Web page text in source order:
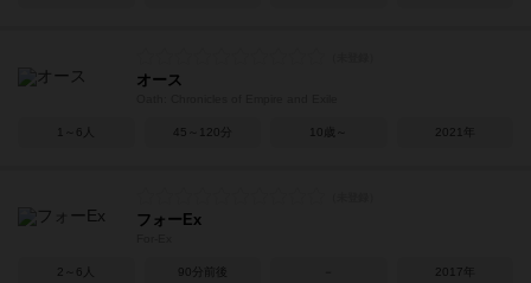
オース
1～6人 45～120分 10歳～ 2021年
フォーEx
2～6人 90分前後 2017年